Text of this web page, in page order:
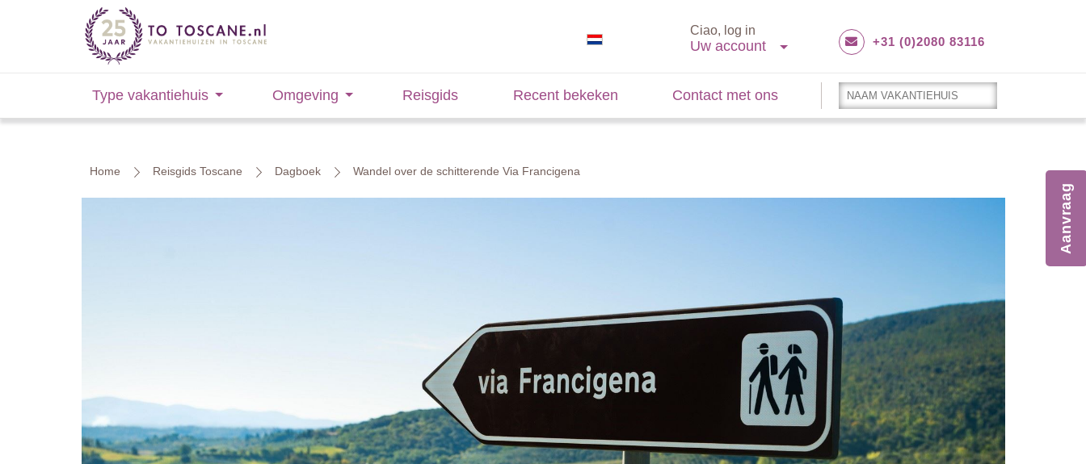
Ciao, log in
Uw account +31 (0)2080 83116
Type vakantiehuis Omgeving Reisgids Recent bekeken Contact met ons
Home Reisgids Toscane Dagboek Wandel over de schitterende Via Francigena
Aanvraag